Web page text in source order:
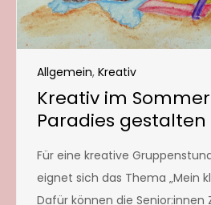
Allgemein, Kreativ
Kreativ im
Paradies gestalten
Für eine kreative
eignet sich das Thema „Mein
Dafür können die Senior:innen